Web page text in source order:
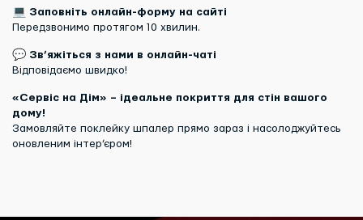
💻 Заповніть онлайн-форму на сайті
Передзвонимо протягом 10 хвилин.
💬 Зв’яжіться з нами в онлайн-чаті
Відповідаємо швидко!
«Сервіс на Дім» – ідеальне покриття для стін вашого
дому!
Замовляйте поклейку шпалер прямо зараз і насолоджуйтесь
оновленим інтер’єром!